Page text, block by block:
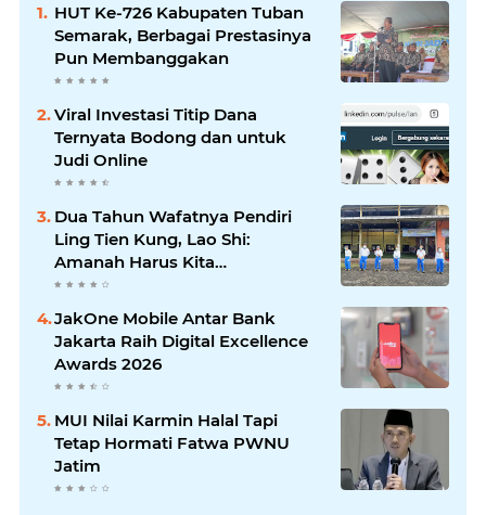
HUT Ke-726 Kabupaten Tuban
Semarak, Berbagai Prestasinya
Pun Membanggakan
Viral Investasi Titip Dana
Ternyata Bodong dan untuk
Judi Online
Dua Tahun Wafatnya Pendiri
Ling Tien Kung, Lao Shi:
Amanah Harus Kita
Laksanakan!
JakOne Mobile Antar Bank
Jakarta Raih Digital Excellence
Awards 2026
MUI Nilai Karmin Halal Tapi
Tetap Hormati Fatwa PWNU
Jatim